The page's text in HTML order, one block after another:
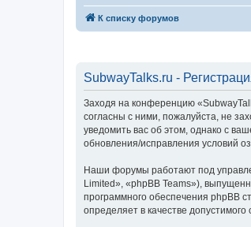
К списку форумов
SubwayTalks.ru -
Заходя на конференцию
согласны с ними, пожалуйста, не
уведомить вас об этом, однако с
обновления/исправления условий
Наши форумы работают под
Limited», «phpBB Teams»),
программного обеспечения phpBB
определяет в качестве